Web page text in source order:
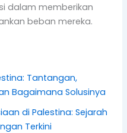
dalam memberikan
beban mereka.
Tantangan,
Bagaimana Solusinya
di Palestina: Sejarah
Terkini